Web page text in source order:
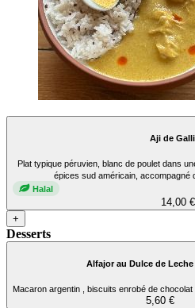
Aji de
Plat typique péruvien, blanc de poulet dans
épices sud américain, accompagné
Halal
14,00 €
+
Desserts
Alfajor au Dulce de
Macaron argentin , biscuits enrobé de
5,60 €